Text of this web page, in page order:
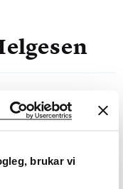
brukar vi